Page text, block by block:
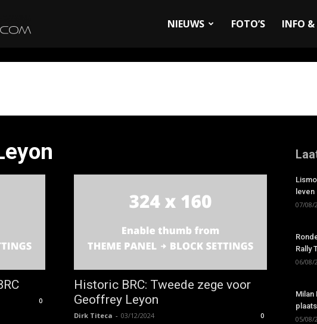
NIEUWS FOTO’S INFO
0
Historic BRC: Tweede zege voor
Geoffrey Leyon
Dirk Titeca - 03/12/2024 0
leven
07/08/
Rally
06/08/
05/08/